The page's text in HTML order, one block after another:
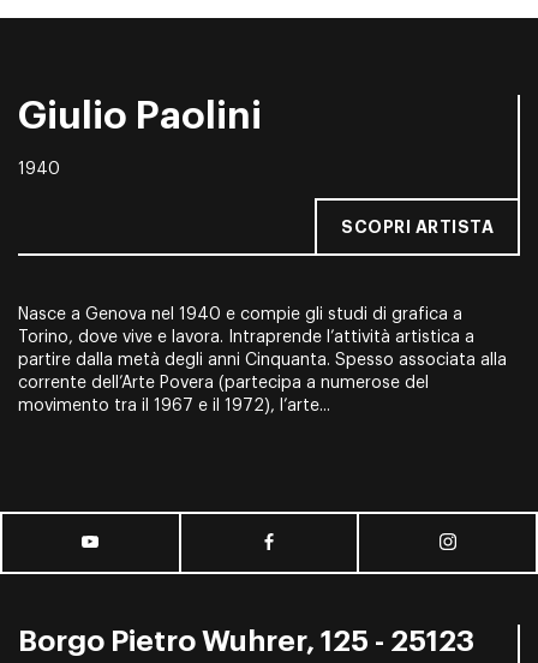
Giulio Paolini
1940
SCOPRI ARTISTA
Nasce a Genova nel 1940 e compie gli studi di grafica a
Torino, dove vive e lavora. Intraprende l’attività artistica a
partire dalla metà degli anni Cinquanta. Spesso associata alla
corrente dell’Arte Povera (partecipa a numerose del
movimento tra il 1967 e il 1972), l’arte...
Borgo Pietro Wuhrer, 125 - 25123